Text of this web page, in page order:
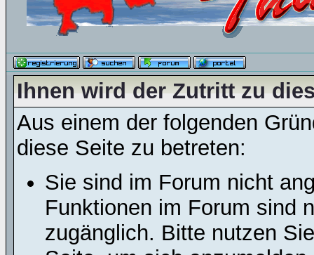
Ihnen wird der Zutritt zu
Aus einem der folgenden
diese Seite zu betreten:
Sie sind im Forum nicht
Funktionen im Forum sind
zugänglich. Bitte nutzen